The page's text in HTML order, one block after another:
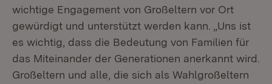
wichtige Engagement von Großeltern vor Ort
gewürdigt und unterstützt werden kann. „Uns ist
es wichtig, dass die Bedeutung von Familien für
das Miteinander der Generationen anerkannt wird.
Großeltern und alle, die sich als Wahlgroßeltern